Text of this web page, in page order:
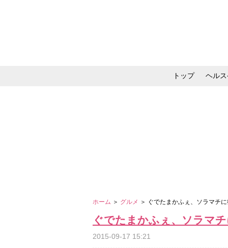
トップ ヘル
ホーム ＞ グルメ ＞ ぐでたまかふぇ、ソラマチ
ぐでたまかふぇ、ソラマ
2015-09-17 15:21